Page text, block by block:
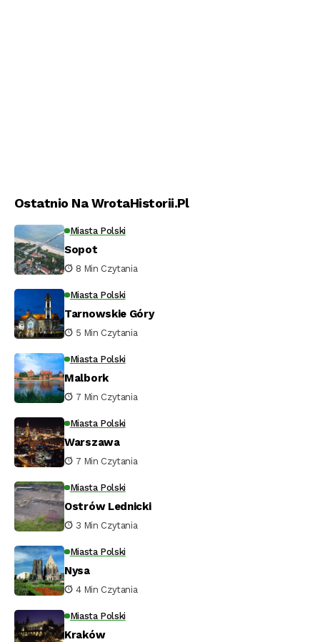
Ostatnio Na WrotaHistorii.pl
Miasta Polski
Sopot
8 Min Czytania
Miasta Polski
Tarnowskie Góry
5 Min Czytania
Miasta Polski
Malbork
7 Min Czytania
Miasta Polski
Warszawa
7 Min Czytania
Miasta Polski
Ostrów Lednicki
3 Min Czytania
Miasta Polski
Nysa
4 Min Czytania
Miasta Polski
Kraków